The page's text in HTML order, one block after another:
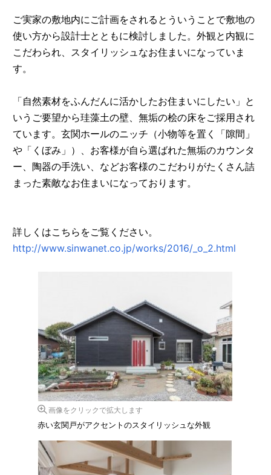
ご実家の敷地内にご計画をされるとういうことで敷地の
使い方から設計士とともに検討しました。外観と内観に
こだわられ、スタイリッシュなお住まいになっていま
す。
「自然素材をふんだんに活かしたお住まいにしたい」と
いうご要望から珪藻土の壁、無垢の桧の床をご採用され
ています。玄関ホールのニッチ（小物等を置く「隙間」
や「くぼみ」）、お客様が自ら選ばれた無垢のカウンタ
ー、陶器の手洗い、などお客様のこだわりがたくさん詰
まった素敵なお住まいになっております。
詳しくはこちらをご覧ください。
http://www.sinwanet.co.jp/works/2016/_o_2.html
画像をクリックで拡大します
赤い玄関戸がアクセントのスタイリッシュな外観